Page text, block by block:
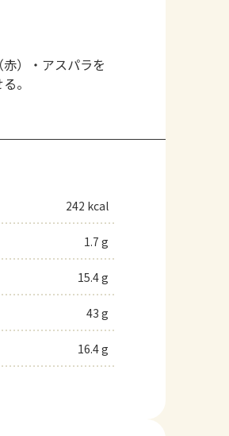
）・アスパラを
。
242 kcal
1.7 g
15.4 g
43 g
16.4 g